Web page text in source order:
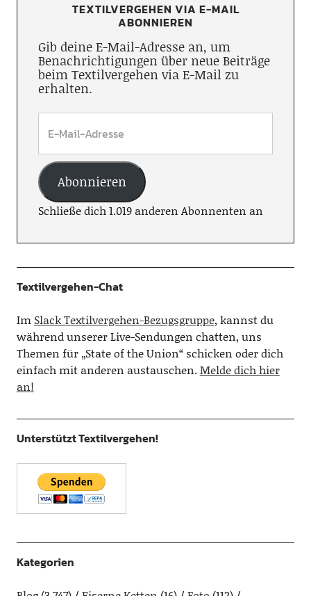
TEXTILVERGEHEN VIA E-MAIL
ABONNIEREN
Gib deine E-Mail-Adresse an, um
Benachrichtigungen über neue Beiträge
beim Textilvergehen via E-Mail zu
erhalten.
Abonnieren
Schließe dich 1.019 anderen Abonnenten an
Textilvergehen-Chat
Im Slack Textilvergehen-Bezugsgruppe, kannst du
während unserer Live-Sendungen chatten, uns
Themen für „State of the Union“ schicken oder dich
einfach mit anderen austauschen.Melde dich hier
an!
Unterstützt Textilvergehen!
Kategorien